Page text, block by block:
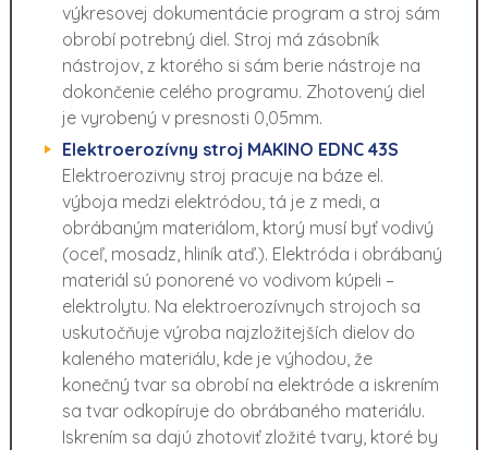
výkresovej dokumentácie program a stroj sám
obrobí potrebný diel. Stroj má zásobník
nástrojov, z ktorého si sám berie nástroje na
dokončenie celého programu. Zhotovený diel
je vyrobený v presnosti 0,05mm.
Elektroerozívny stroj MAKINO EDNC 43S
Elektroerozivny stroj pracuje na báze el.
výboja medzi elektródou, tá je z medi, a
obrábaným materiálom, ktorý musí byť vodivý
(oceľ, mosadz, hliník atď.). Elektróda i obrábaný
materiál sú ponorené vo vodivom kúpeli –
elektrolytu. Na elektroerozívnych strojoch sa
uskutočňuje výroba najzložitejších dielov do
kaleného materiálu, kde je výhodou, že
konečný tvar sa obrobí na elektróde a iskrením
sa tvar odkopíruje do obrábaného materiálu.
Iskrením sa dajú zhotoviť zložité tvary, ktoré by